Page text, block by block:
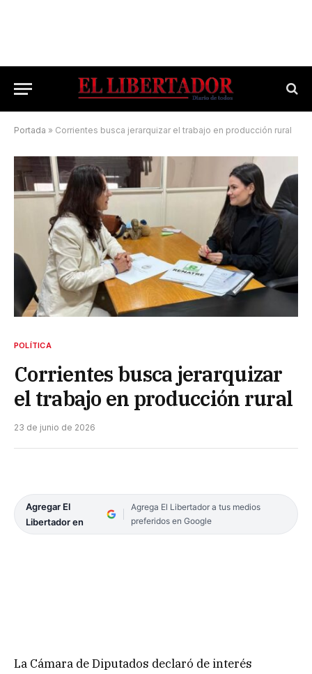
Portada » Corrientes busca jerarquizar el trabajo en producción rural
POLÍTICA
Corrientes busca jerarquizar
el trabajo en producción rural
23 de junio de 2026
Agregar El
Libertador en
Agrega El Libertador a tus medios
preferidos en Google
La Cámara de Diputados declaró de interés